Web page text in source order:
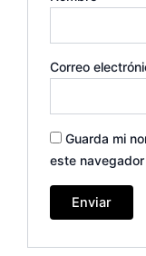
Correo
Guarda mi
este